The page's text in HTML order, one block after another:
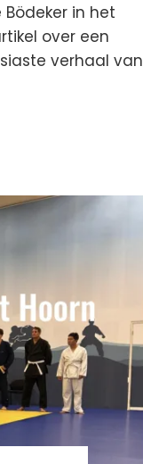
in het
over een
verhaal van